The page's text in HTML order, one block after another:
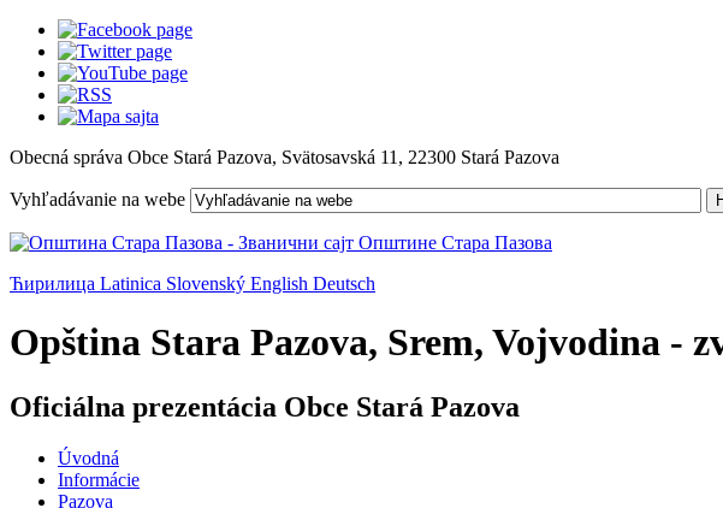
Obecná správa Obce Stará Pazova, Svätosavská 11, 22300 Stará Pazova
Vyhľadávanie na webe
Ћирилица Latinica Slovenský English Deutsch
Opština Stara Pazova, Srem, Vojvodina -
Oficiálna prezentácia Obce Stará Pazova
Úvodná
Informácie
Pazova